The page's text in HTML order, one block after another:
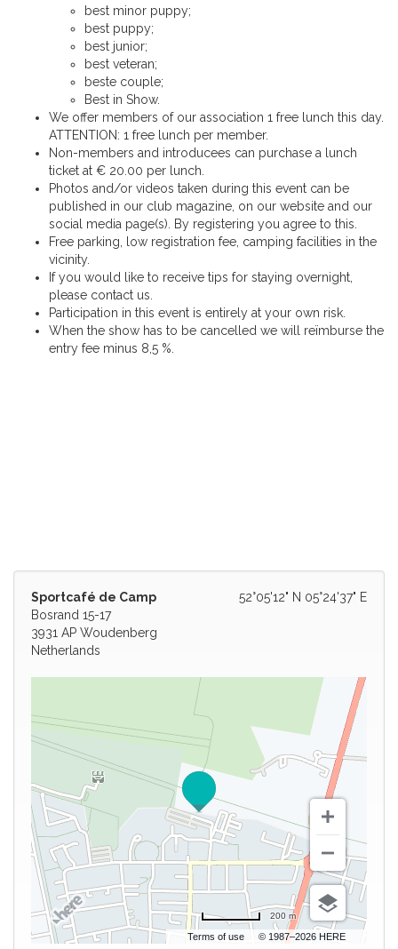
best minor puppy;
best puppy;
best junior;
best veteran;
beste couple;
Best in Show.
We offer members of our association 1 free lunch this day.
ATTENTION: 1 free lunch per member.
Non-members and introducees can purchase a lunch
ticket at € 20.00 per lunch.
Photos and/or videos taken during this event can be
published in our club magazine, on our website and our
social media page(s). By registering you agree to this.
Free parking, low registration fee, camping facilities in the
vicinity.
If you would like to receive tips for staying overnight,
please contact us.
Participation in this event is entirely at your own risk.
When the show has to be cancelled we will reïmburse the
entry fee minus 8,5 %.
52°05'12" N 05°24'37" E
Sportcafé de Camp
Bosrand 15-17
3931 AP Woudenberg
Netherlands
Terms of use © 1987–2026 HERE
200 m